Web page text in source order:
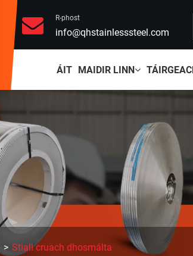
R-phost
info@qhstainlesssteel.com
ÁIT MAIDIR LINN
Stiall cruach dhosmálta